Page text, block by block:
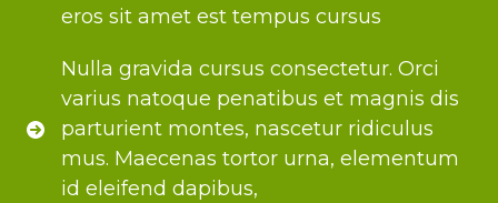
eros sit amet est tempus cursus
Nulla gravida cursus consectetur. Orci
varius natoque penatibus et magnis dis
parturient montes, nascetur ridiculus
mus. Maecenas tortor urna, elementum
id eleifend dapibus,